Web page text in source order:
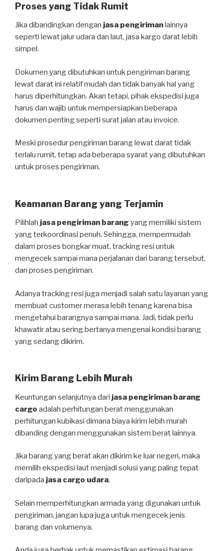
Proses yang Tidak Rumit
Jika dibandingkan dengan jasa pengiriman lainnya
seperti lewat jalur udara dan laut, jasa kargo darat lebih
simpel.
Dokumen yang dibutuhkan untuk pengiriman barang
lewat darat ini relatif mudah dan tidak banyak hal yang
harus diperhitungkan. Akan tetapi, pihak ekspedisi juga
harus dan wajib untuk mempersiapkan beberapa
dokumen penting seperti surat jalan atau invoice.
Meski prosedur pengiriman barang lewat darat tidak
terlalu rumit, tetap ada beberapa syarat yang dibutuhkan
untuk proses pengiriman.
Keamanan Barang yang Terjamin
Pilihlah jasa pengiriman barang yang memiliki sistem
yang terkoordinasi penuh. Sehingga, mempermudah
dalam proses bongkar muat, tracking resi untuk
mengecek sampai mana perjalanan dari barang tersebut,
dan proses pengiriman.
Adanya tracking resi juga menjadi salah satu layanan yang
membuat customer merasa lebih tenang karena bisa
mengetahui barangnya sampai mana. Jadi, tidak perlu
khawatir atau sering bertanya mengenai kondisi barang
yang sedang dikirim.
Kirim Barang Lebih Murah
Keuntungan selanjutnya dari jasa pengiriman barang
cargo adalah perhitungan berat menggunakan
perhitungan kubikasi dimana biaya kirim lebih murah
dibanding dengan menggunakan sistem berat lainnya.
Jika barang yang berat akan dikirim ke luar negeri, maka
memilih ekspedisi laut menjadi solusi yang paling tepat
daripada jasa cargo udara.
Selain memperhitungkan armada yang digunakan untuk
pengiriman, jangan lupa juga untuk mengecek jenis
barang dan volumenya.